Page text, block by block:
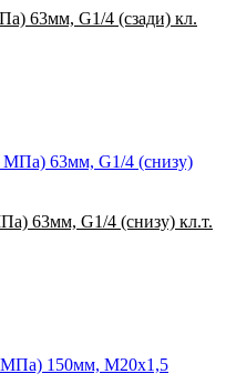
63мм, G1/4 (сзади) кл.
63мм, G1/4 (снизу) кл.т.